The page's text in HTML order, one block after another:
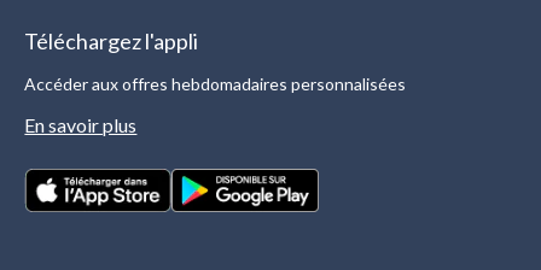
Téléchargez l'appli
Accéder aux offres hebdomadaires personnalisées
En savoir plus